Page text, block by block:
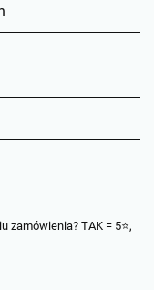
zamówienia? TAK = 5⭐,